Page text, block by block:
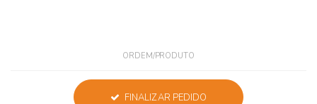
ORDEM/PRODUTO
FINALIZAR PEDIDO